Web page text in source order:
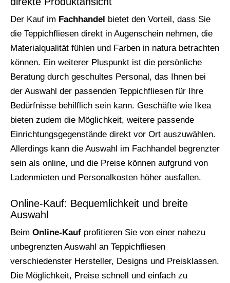
Der Kauf im Fachhandel bietet den Vorteil, dass Sie
die Teppichfliesen direkt in Augenschein nehmen, die
Materialqualität fühlen und Farben in natura betrachten
können. Ein weiterer Pluspunkt ist die persönliche
Beratung durch geschultes Personal, das Ihnen bei
der Auswahl der passenden Teppichfliesen für Ihre
Bedürfnisse behilflich sein kann. Geschäfte wie Ikea
bieten zudem die Möglichkeit, weitere passende
Einrichtungsgegenstände direkt vor Ort auszuwählen.
Allerdings kann die Auswahl im Fachhandel begrenzter
sein als online, und die Preise können aufgrund von
Ladenmieten und Personalkosten höher ausfallen.
Online-Kauf: Bequemlichkeit und breite
Auswahl
Beim Online-Kauf profitieren Sie von einer nahezu
unbegrenzten Auswahl an Teppichfliesen
verschiedenster Hersteller, Designs und Preisklassen.
Die Möglichkeit, Preise schnell und einfach zu